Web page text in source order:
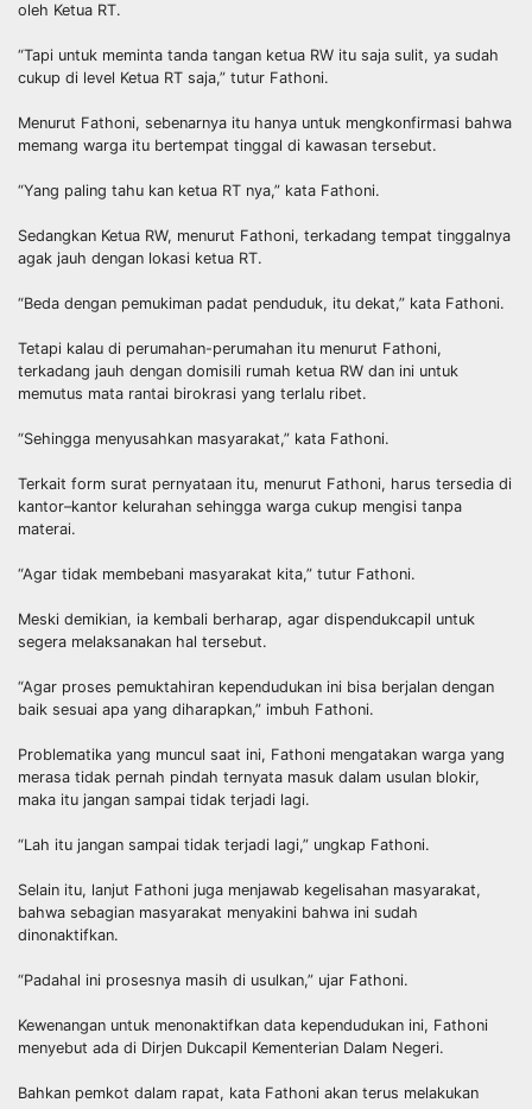
oleh Ketua RT.
“Tapi untuk meminta tanda tangan ketua RW itu saja sulit, ya sudah
cukup di level Ketua RT saja,” tutur Fathoni.
Menurut Fathoni, sebenarnya itu hanya untuk mengkonfirmasi bahwa
memang warga itu bertempat tinggal di kawasan tersebut.
“Yang paling tahu kan ketua RT nya,” kata Fathoni.
Sedangkan Ketua RW, menurut Fathoni, terkadang tempat tinggalnya
agak jauh dengan lokasi ketua RT.
“Beda dengan pemukiman padat penduduk, itu dekat,” kata Fathoni.
Tetapi kalau di perumahan-perumahan itu menurut Fathoni,
terkadang jauh dengan domisili rumah ketua RW dan ini untuk
memutus mata rantai birokrasi yang terlalu ribet.
“Sehingga menyusahkan masyarakat,” kata Fathoni.
Terkait form surat pernyataan itu, menurut Fathoni, harus tersedia di
kantor–kantor kelurahan sehingga warga cukup mengisi tanpa
materai.
“Agar tidak membebani masyarakat kita,” tutur Fathoni.
Meski demikian, ia kembali berharap, agar dispendukcapil untuk
segera melaksanakan hal tersebut.
“Agar proses pemuktahiran kependudukan ini bisa berjalan dengan
baik sesuai apa yang diharapkan,” imbuh Fathoni.
Problematika yang muncul saat ini, Fathoni mengatakan warga yang
merasa tidak pernah pindah ternyata masuk dalam usulan blokir,
maka itu jangan sampai tidak terjadi lagi.
“Lah itu jangan sampai tidak terjadi lagi,” ungkap Fathoni.
Selain itu, lanjut Fathoni juga menjawab kegelisahan masyarakat,
bahwa sebagian masyarakat menyakini bahwa ini sudah
dinonaktifkan.
“Padahal ini prosesnya masih di usulkan,” ujar Fathoni.
Kewenangan untuk menonaktifkan data kependudukan ini, Fathoni
menyebut ada di Dirjen Dukcapil Kementerian Dalam Negeri.
Bahkan pemkot dalam rapat, kata Fathoni akan terus melakukan